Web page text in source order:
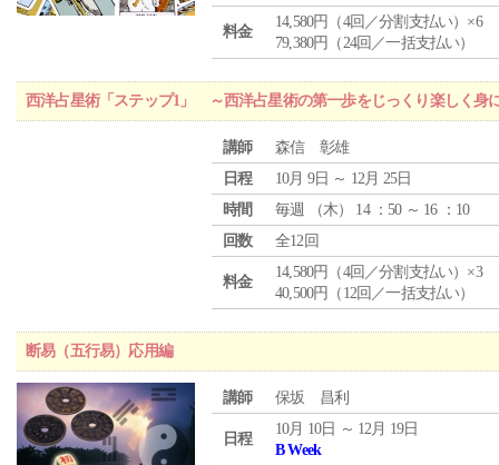
料金
14,580円（4回／分割支払い）×6
79,380円（24回／一括支払い）
西洋占星術「ステップ1」 ～西洋占星術の第一歩をじっくり楽しく身
講師
森信 彰雄
日程
10月 9日 ～ 12月 25日
時間
毎週 （木） 14 ：50 ～ 16 ：10
回数
全12回
料金
14,580円（4回／分割支払い）×3
40,500円（12回／一括支払い）
断易（五行易）応用編
講師 保坂 昌利
日程
10月 10日 ～ 12月 19日
B Week